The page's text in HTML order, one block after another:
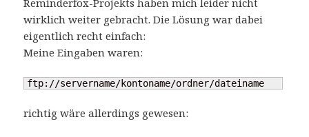
wirklich weiter gebracht. Die Lösung war dabei
eigentlich recht einfach:
Meine Eingaben waren:
ftp://servername/kontoname/ordner/dateiname
richtig wäre allerdings gewesen: